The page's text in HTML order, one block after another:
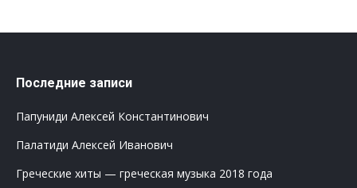
Последние записи
Папуниди Алексей Константинович
Палатиди Алексей Иванович
Греческие хиты — греческая музыка 2018 года